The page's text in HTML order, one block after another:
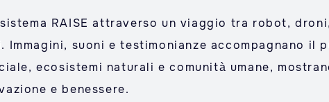
RAISE attraverso un viaggio tra robot,
suoni e testimonianze accompagnano il
ecosistemi naturali e comunità umane,
e benessere.